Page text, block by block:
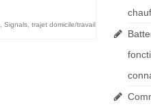
Signals, trajet domicile/travail